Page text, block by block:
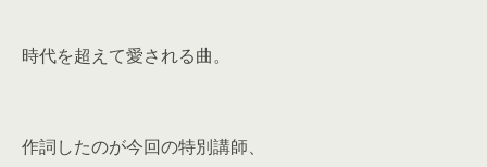
時代を超えて愛される曲。
作詞したのが今回の特別講師、